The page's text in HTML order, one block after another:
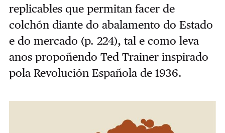
replicables que permitan facer de
colchón diante do abalamento do Estado
e do mercado (p. 224), tal e como leva
anos propoñendo Ted Trainer inspirado
pola Revolución Española de 1936.